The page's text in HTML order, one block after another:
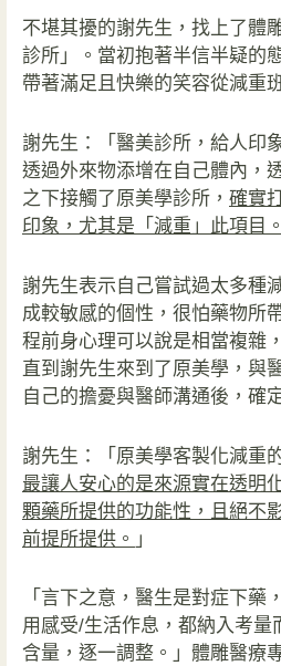
不堪其擾的謝先生，找上了體
診所」。當初抱著半信半疑的
帶著滿足且快樂的笑容從減重
謝先生：「醫美診所，給人印
透過外來物添增在自己體內，
之下接觸了原美學診所， 確實
印象，尤其是「減重」此項目。
謝先生表示自己嘗試過太多種
成較敏感的個性，很怕藥物所
程前身心理可以說是相當複雜
直到謝先生來到了原美學，與
自己的擔憂與醫師溝通後，確
謝先生：「原美學客製化減重
最讓人安心的是來源實在透明
顆藥所提供的功能性，且絕不
前提所提供。 」
「言下之意，醫生是對症下藥
用感受/生活作息 ，都納入考
含量，逐一調整。」 體雕醫療